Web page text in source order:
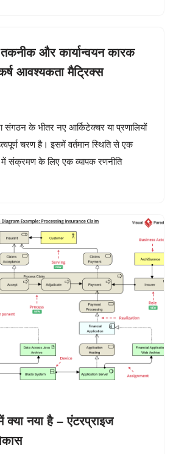
और कार्यान्वयन कारक
आवश्यकता मैट्रिक्स
संगठन के भीतर नए आर्किटेक्चर या प्रणालियों
चरण है। इसमें वर्तमान स्थिति से एक
में संक्रमण के लिए एक व्यापक रणनीति
नया है – एंटरप्राइज